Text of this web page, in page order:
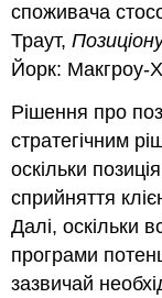
споживача
Траут,
Йорк: Макгроу-
Рішення про
стратегічним
оскільки
сприйняття
Далі, оскільки
програми
зазвичай